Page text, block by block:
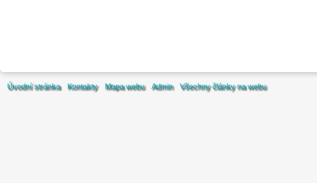
Úvodní stránka Kontakty Mapa webu Admin Všechny články na webu